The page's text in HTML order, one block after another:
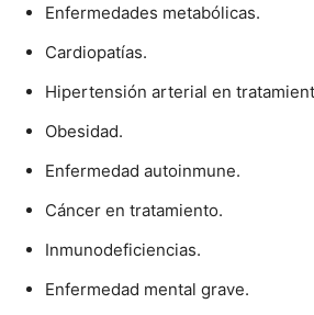
Enfermedades metabólicas.
Cardiopatías.
Hipertensión arterial en
Obesidad.
Enfermedad autoinmune.
Cáncer en tratamiento.
Inmunodeficiencias.
Enfermedad mental grave.